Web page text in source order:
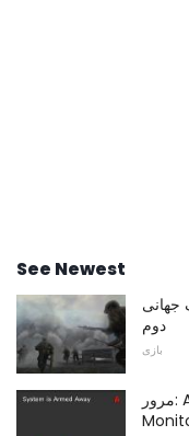
See Newest
جهانی
دوم
بازی
مرور: Alarm.com Interactive Home Alarm